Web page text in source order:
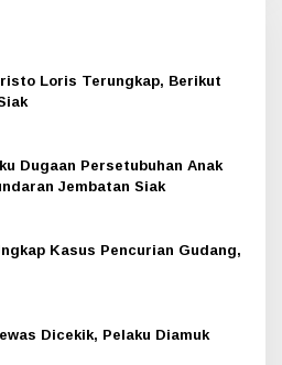
Loris Terungkap, Berikut
Dugaan Persetubuhan Anak
Jembatan Siak
Kasus Pencurian Gudang,
Dicekik, Pelaku Diamuk